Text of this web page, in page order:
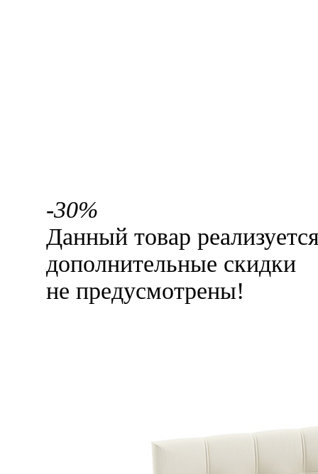
-30%
Данный товар
дополнительные скидки
не предусмотрены!